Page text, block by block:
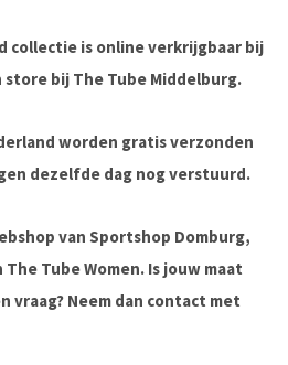
collectie is online verkrijgbaar bij
store bij The Tube Middelburg.
worden gratis verzonden
dezelfde dag nog verstuurd.
van Sportshop Domburg,
Tube Women. Is jouw maat
vraag? Neem dan contact met